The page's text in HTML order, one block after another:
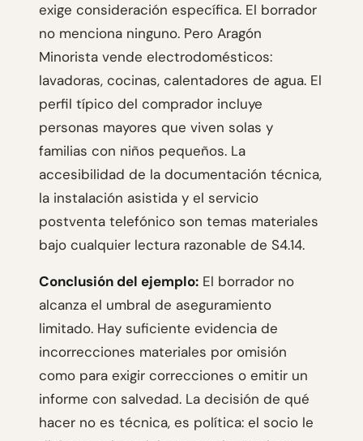
exige consideración específica. El borrador
no menciona ninguno. Pero Aragón
Minorista vende electrodomésticos:
lavadoras, cocinas, calentadores de agua. El
perfil típico del comprador incluye
personas mayores que viven solas y
familias con niños pequeños. La
accesibilidad de la documentación técnica,
la instalación asistida y el servicio
postventa telefónico son temas materiales
bajo cualquier lectura razonable de S4.14.
Conclusión del ejemplo: El borrador no
alcanza el umbral de aseguramiento
limitado. Hay suficiente evidencia de
incorrecciones materiales por omisión
como para exigir correcciones o emitir un
informe con salvedad. La decisión de qué
hacer no es técnica, es política: el socio le